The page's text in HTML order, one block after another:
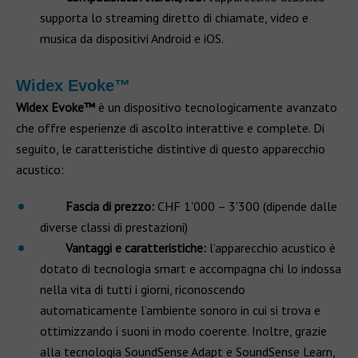
supporta lo streaming diretto di chiamate, video e
musica da dispositivi Android e iOS.
Widex Evoke™
Widex Evoke™ è un dispositivo tecnologicamente avanzato
che offre esperienze di ascolto interattive e complete. Di
seguito, le caratteristiche distintive di questo apparecchio
acustico:
Fascia di prezzo: CHF 1'000 – 3'300 (dipende dalle
diverse classi di prestazioni)
Vantaggi e caratteristiche: l’apparecchio acustico è
dotato di tecnologia smart e accompagna chi lo indossa
nella vita di tutti i giorni, riconoscendo
automaticamente l’ambiente sonoro in cui si trova e
ottimizzando i suoni in modo coerente. Inoltre, grazie
alla tecnologia SoundSense Adapt e SoundSense Learn,